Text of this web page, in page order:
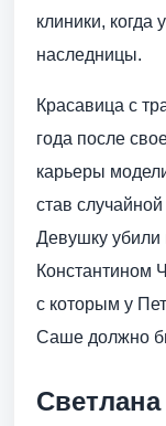
клиники,
наследницы.
Красавица с
года после
карьеры
став
Девушку убили
Константином
с которым у
Саше должно